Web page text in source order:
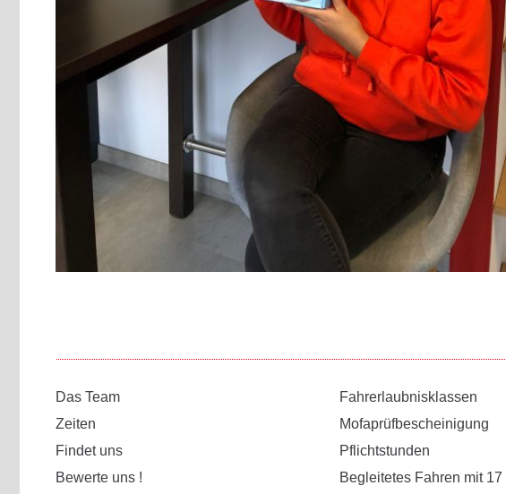
Das Team
Zeiten
Findet uns
Bewerte uns !
Fahrerlaubnisklassen
Mofaprüfbescheinigung
Pflichtstunden
Begleitetes Fahren mit 17